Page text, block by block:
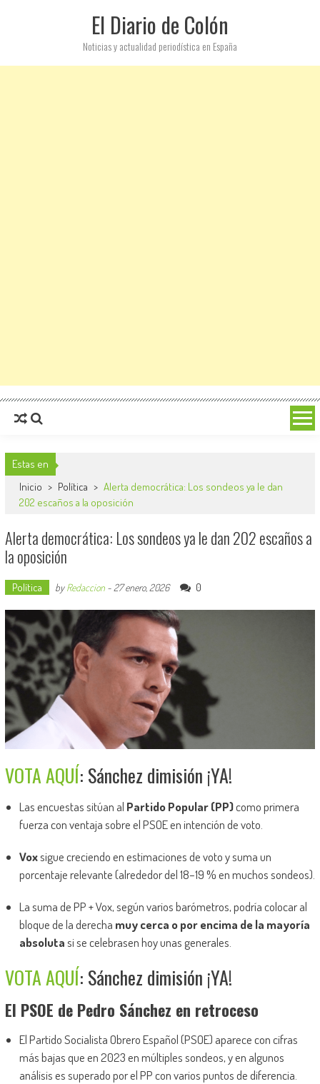
El Diario de Colón
Noticias y actualidad periodística en España
Estas en
Inicio > Política > Alerta democrática: Los sondeos ya le dan
202 escaños a la oposición
Alerta democrática: Los sondeos ya le dan 202 escaños a
la oposición
Política byRedaccion- 27 enero, 2026 0
VOTA AQUÍ: Sánchez dimisión ¡YA!
Las encuestas sitúan al Partido Popular (PP)como primera
fuerza con ventaja sobre el PSOE en intención de voto.
Voxsigue creciendo en estimaciones de voto y suma un
porcentaje relevante (alrededor del 18–19 % en muchos sondeos).
La suma de PP + Vox, según varios barómetros, podría colocar al
bloque de la derecha muy cerca o por encima de la mayoría
absolutasi se celebrasen hoy unas generales.
VOTA AQUÍ: Sánchez dimisión ¡YA!
El PSOE de Pedro Sánchez en retroceso
El Partido Socialista Obrero Español (PSOE) aparece con cifras
más bajas que en 2023 en múltiples sondeos, y en algunos
análisis es superado por el PP con varios puntos de diferencia.